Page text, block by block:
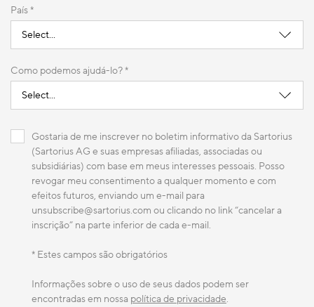
País *
Como podemos ajudá-lo? *
Gostaria de me inscrever no boletim informativo da Sartorius
(Sartorius AG e suas empresas afiliadas, associadas ou
subsidiárias) com base em meus interesses pessoais. Posso
revogar meu consentimento a qualquer momento e com
efeitos futuros, enviando um e-mail para
unsubscribe@sartorius.com ou clicando no link “cancelar a
inscrição” na parte inferior de cada e-mail.
* Estes campos são obrigatórios
Informações sobre o uso de seus dados podem ser
encontradas em nossa política de privacidade.